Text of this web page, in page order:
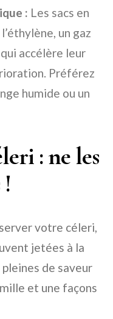
: Les sacs en
un gaz
accélère leur
Préférez
humide ou un
: ne les
votre céleri,
jetées à la
de saveur
et une façons